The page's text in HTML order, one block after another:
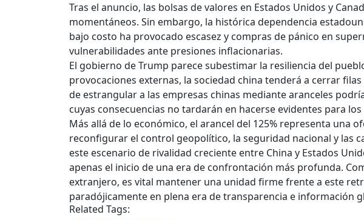
Tras el anuncio, las bolsas de valores en Estados Unidos y
momentáneos. Sin embargo, la histórica dependencia
bajo costo ha provocado escasez y compras de pánico en
vulnerabilidades ante presiones inflacionarias.
El gobierno de Trump parece subestimar la resiliencia del
provocaciones externas, la sociedad china tenderá a cerrar
de estrangular a las empresas chinas mediante aranceles
cuyas consecuencias no tardarán en hacerse evidentes para
Más allá de lo económico, el arancel del 125% representa una
reconfigurar el control geopolítico, la seguridad nacional y las
este escenario de rivalidad creciente entre China y Estados
apenas el inicio de una era de confrontación más profunda.
extranjero, es vital mantener una unidad firme frente a este
paradójicamente en plena era de transparencia e información
Related Tags: